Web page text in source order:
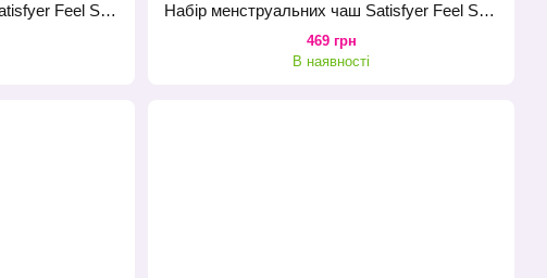
Набір менструальних чаш Satisfyer Feel Secure (lila), 15мл і 20мл, мішечок для зберігання Набір менструальних чаш Satisfyer Feel Secure (orange), 15мл і 20мл, мішечок для зберігання
469 грн
В наявності